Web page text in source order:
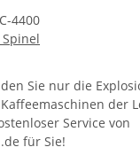
C-4400
Spinel
Sie nur die
der
Service von
für Sie!